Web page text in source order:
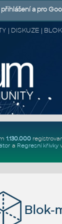
| DISKUZE |
1.130.000
a Regresní křivky
Blok-
a pro